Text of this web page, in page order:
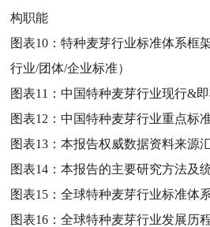
构职能
图表10：特种麦芽行业标准体系框
行业/团体/企业标准）
图表11：中国特种麦芽行业现行&
图表12：中国特种麦芽行业重点标
图表13：本报告权威数据资料来源
图表14：本报告的主要研究方法及
图表15：全球特种麦芽行业标准体
图表16：全球特种麦芽行业发展历